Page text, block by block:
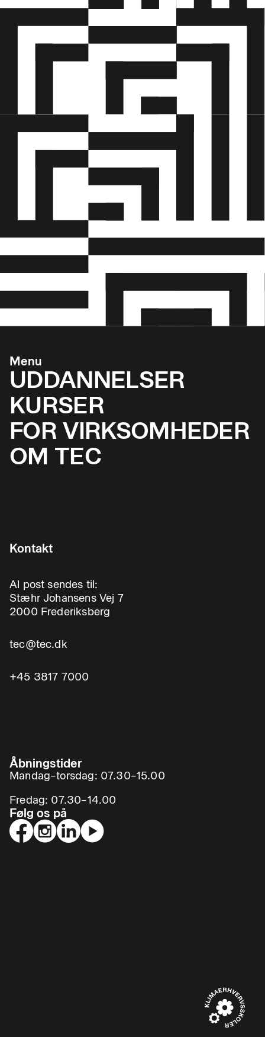
Menu
UDDANNELSER
KURSER
FOR VIRKSOMHEDER
OM TEC
Kontakt
Al post sendes til:
Stæhr Johansens Vej 7
2000 Frederiksberg
tec@tec.dk
+45 3817 7000
Åbningstider
Mandag–torsdag: 07.30–15.00
Fredag: 07.30–14.00
Følg os på